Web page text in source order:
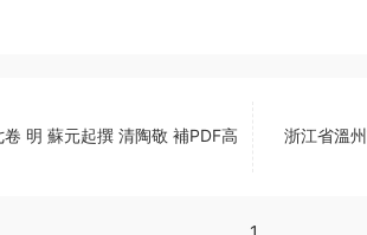
明 蘇元起撰 清陶敬 補PDF高
浙江省溫